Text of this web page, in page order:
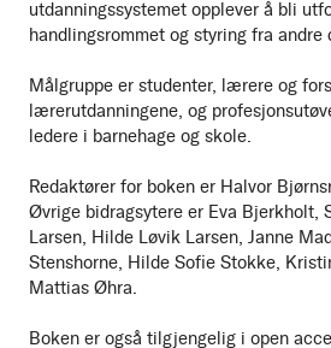
utdanningssystemet opplever å bli
handlingsrommet og styring fra
Målgruppe er studenter, lærere og
lærerutdanningene, og
ledere i barnehage og skole.
Redaktører for boken er Halvor
Øvrige bidragsytere er Eva Bjerkholt,
Larsen, Hilde Løvik Larsen, Janne
Stenshorne, Hilde Sofie Stokke,
Mattias Øhra.
Boken er også tilgjengelig i open